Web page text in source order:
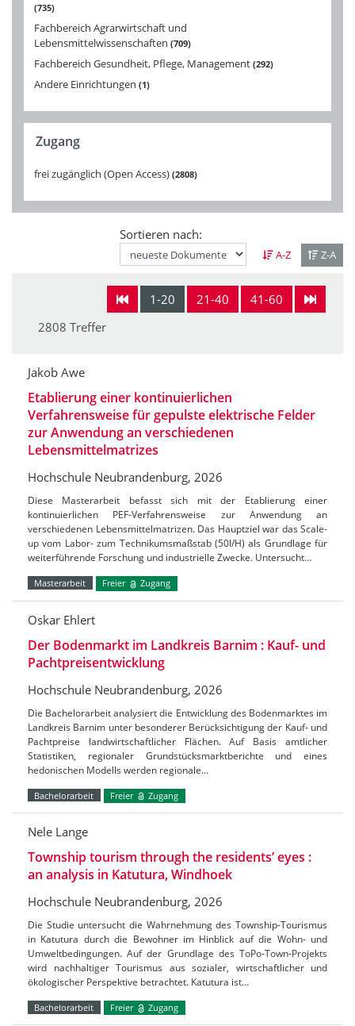
735
Fachbereich Agrarwirtschaft und
Lebensmittelwissenschaften 709
Fachbereich Gesundheit, Pflege, Management 292
Andere Einrichtungen 1
Zugang
frei zugänglich (Open Access) 2808
Sortieren nach:
A-Z Z-A
1-20 21-40
41-60
2808 Treffer
Jakob Awe
Etablierung einer kontinuierlichen
Verfahrensweise für gepulste elektrische Felder
zur Anwendung an verschiedenen
Lebensmittelmatrizes
Hochschule Neubrandenburg, 2026
Diese Masterarbeit befasst sich mit der Etablierung einer
kontinuierlichen PEF-Verfahrensweise zur Anwendung an
verschiedenen Lebensmittelmatrizen. Das Hauptziel war das Scale-
up vom Labor- zum Technikumsmaßstab (50l/H) als Grundlage für
weiterführende Forschung und industrielle Zwecke. Untersucht…
Masterarbeit Freier Zugang
Oskar Ehlert
Der Bodenmarkt im Landkreis Barnim : Kauf- und
Pachtpreisentwicklung
Hochschule Neubrandenburg, 2026
Die Bachelorarbeit analysiert die Entwicklung des Bodenmarktes im
Landkreis Barnim unter besonderer Berücksichtigung der Kauf- und
Pachtpreise landwirtschaftlicher Flächen. Auf Basis amtlicher
Statistiken, regionaler Grundstücksmarktberichte und eines
hedonischen Modells werden regionale…
Bachelorarbeit Freier Zugang
Nele Lange
Township tourism through the residents’ eyes :
an analysis in Katutura, Windhoek
Hochschule Neubrandenburg, 2026
Die Studie untersucht die Wahrnehmung des Township-Tourismus
in Katutura durch die Bewohner im Hinblick auf die Wohn- und
Umweltbedingungen. Auf der Grundlage des ToPo-Town-Projekts
wird nachhaltiger Tourismus aus sozialer, wirtschaftlicher und
ökologischer Perspektive betrachtet. Katutura ist…
Bachelorarbeit Freier Zugang